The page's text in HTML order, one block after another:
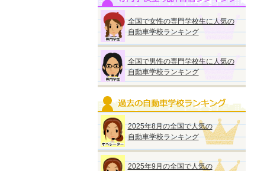
全国で女性の専門学校生に人気の
自動車学校ランキング
全国で男性の専門学校生に人気の
自動車学校ランキング
2025年8月の全国で人気の
自動車学校ランキング
2025年9月の全国で人気の